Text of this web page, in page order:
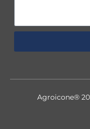
Agroicone®